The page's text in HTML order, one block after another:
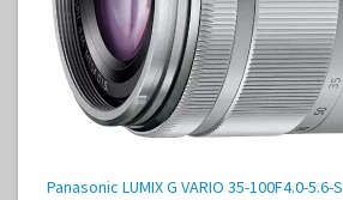
Panasonic LUMIX G VARIO 35-100F4.0-5.6-S